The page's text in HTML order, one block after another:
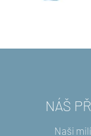
NÁŠ
Naši